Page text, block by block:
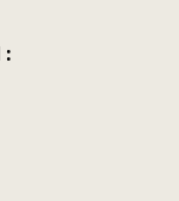
: